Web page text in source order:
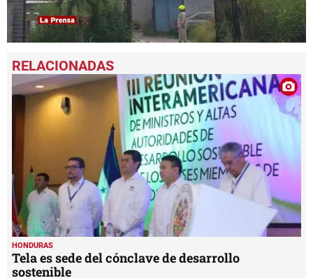
seconds
of
seconds
HONDURAS
Tela es sede del cónclave de desarrollo
sostenible